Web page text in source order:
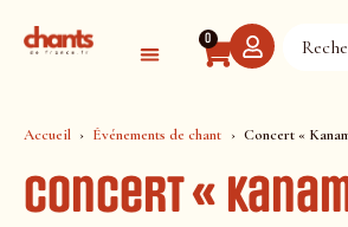
0
Accueil Événements de chant Concert «
Concert «